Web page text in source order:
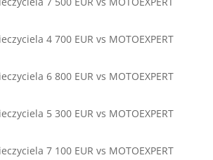
4 700 EUR vs MOTOEXPERT
6 800 EUR vs MOTOEXPERT
5 300 EUR vs MOTOEXPERT
7 100 EUR vs MOTOEXPERT